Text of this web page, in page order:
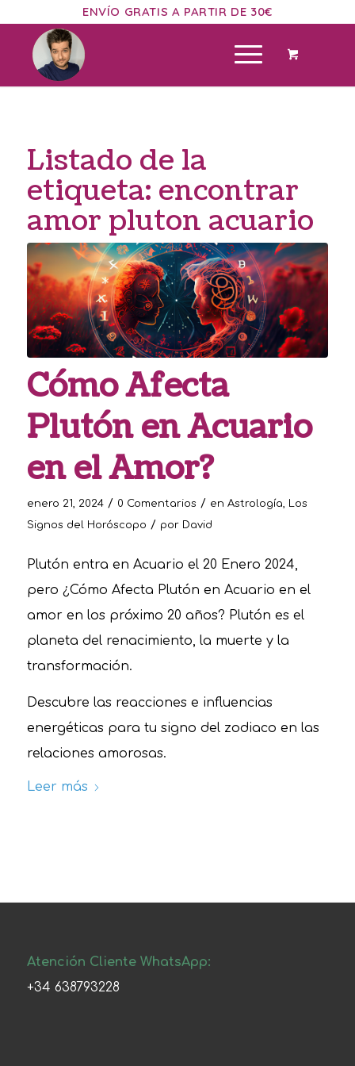
ENVÍO GRATIS A PARTIR DE 30€
Listado de la
etiqueta: encontrar
amor pluton acuario
Cómo Afecta
Plutón en Acuario
en el Amor?
enero 21, 2024 / 0 Comentarios / en Astrología
Los
Signos del Horóscopo / por David
Plutón entra en Acuario el 20 Enero 2024,
pero ¿Cómo Afecta Plutón en Acuario en el
amor en los próximo 20 años? Plutón es el
planeta del renacimiento, la muerte y la
transformación.
Descubre las reacciones e influencias
energéticas para tu signo del zodiaco en las
relaciones amorosas.
Leer más
Atención Cliente WhatsApp:
+34 638793228